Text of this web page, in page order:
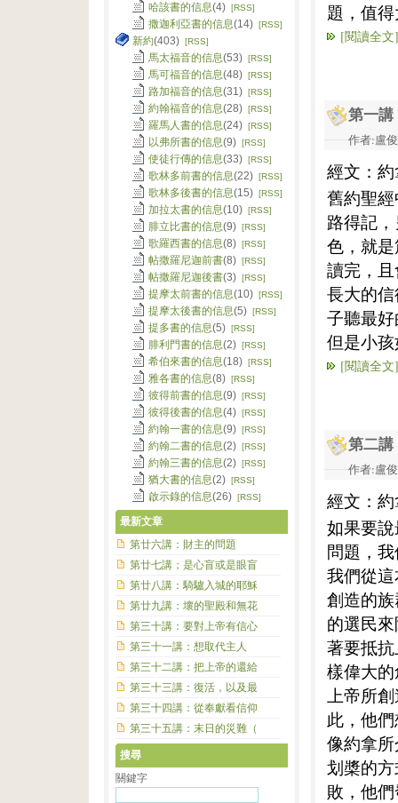
題，值
[閱讀全文]
第一講
作者:盧
經文：
舊約聖
路得記
色，就
讀完，
長大的
子聽最
但是小
[閱讀全文]
第二講
作者:盧
經文：
如果要
問題，
我們從
創造的
的選民
著要抵
樣偉大
上帝所
此，他
像約拿
划槳的
敗，他
哈該書的信息(4) [RSS]
撒迦利亞書的信息(14) [RSS]
新約(403) [RSS]
馬太福音的信息(53) [RSS]
馬可福音的信息(48) [RSS]
路加福音的信息(31) [RSS]
約翰福音的信息(28) [RSS]
羅馬人書的信息(24) [RSS]
以弗所書的信息(9) [RSS]
使徒行傳的信息(33) [RSS]
歌林多前書的信息(22) [RSS]
歌林多後書的信息(15) [RSS]
加拉太書的信息(10) [RSS]
腓立比書的信息(9) [RSS]
歌羅西書的信息(8) [RSS]
帖撒羅尼迦前書(8) [RSS]
帖撒羅尼迦後書(3) [RSS]
提摩太前書的信息(10) [RSS]
提摩太後書的信息(5) [RSS]
提多書的信息(5) [RSS]
腓利門書的信息(2) [RSS]
希伯來書的信息(18) [RSS]
雅各書的信息(8) [RSS]
彼得前書的信息(9) [RSS]
彼得後書的信息(4) [RSS]
約翰一書的信息(9) [RSS]
約翰二書的信息(2) [RSS]
約翰三書的信息(2) [RSS]
猶大書的信息(2) [RSS]
啟示錄的信息(26) [RSS]
最新文章
第廿六講：財主的問題
第廿七講；是心盲或是眼盲
第廿八講：騎驢入城的耶穌
第廿九講：壞的聖殿和無花
第三十講：要對上帝有信心
第三十一講：想取代主人
第三十二講：把上帝的還給
第三十三講：復活，以及最
第三十四講：從奉獻看信仰
第三十五講：末日的災難（
搜尋
關鍵字